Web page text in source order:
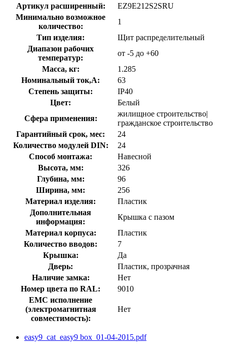
Артикул расширенный:
EZ9E212S2SRU
Минимально возможное
количество:
1
Тип изделия:
Щит распределительный
Диапазон рабочих
температур:
от -5 до +60
Масса, кг:
1.285
Номинальный ток,А:
63
Степень защиты:
IP40
Цвет:
Белый
Сфера применения:
жилищное строительство|
гражданское строительство
Гарантийный срок, мес:
24
Количество модулей DIN:
24
Способ монтажа:
Навесной
Высота, мм:
326
Глубина, мм:
96
Ширина, мм:
256
Материал изделия:
Пластик
Дополнительная
информация:
Крышка c пазом
Материал корпуса:
Пластик
Количество вводов:
7
Крышка:
Да
Дверь:
Пластик, прозрачная
Наличие замка:
Нет
Номер цвета по RAL:
9010
EMC исполнение
(электромагнитная
совместимость):
Нет
easy9_cat_easy9 box_01-04-2015.pdf